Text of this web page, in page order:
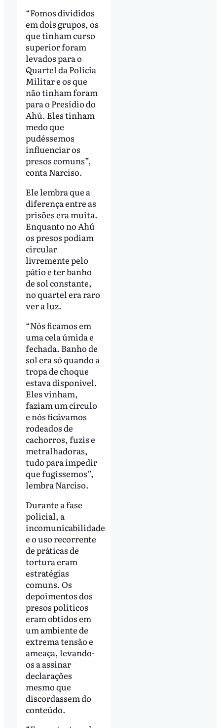
“Fomos divididos
em dois grupos, os
que tinham curso
superior foram
levados para o
Quartel da Polícia
Militar e os que
não tinham foram
para o Presídio do
Ahú. Eles tinham
medo que
pudéssemos
influenciar os
presos comuns”,
conta Narciso.
Ele lembra que a
diferença entre as
prisões era muita.
Enquanto no Ahú
os presos podiam
circular
livremente pelo
pátio e ter banho
de sol constante,
no quartel era raro
ver a luz.
“Nós ficamos em
uma cela úmida e
fechada. Banho de
sol era só quando a
tropa de choque
estava disponível.
Eles vinham,
faziam um círculo
e nós ficávamos
rodeados de
cachorros, fuzis e
metralhadoras,
tudo para impedir
que fugíssemos”,
lembra Narciso.
Durante a fase
policial, a
incomunicabilidade
e o uso recorrente
de práticas de
tortura eram
estratégias
comuns. Os
depoimentos dos
presos políticos
eram obtidos em
um ambiente de
extrema tensão e
ameaça, levando-
os a assinar
declarações
mesmo que
discordassem do
conteúdo.